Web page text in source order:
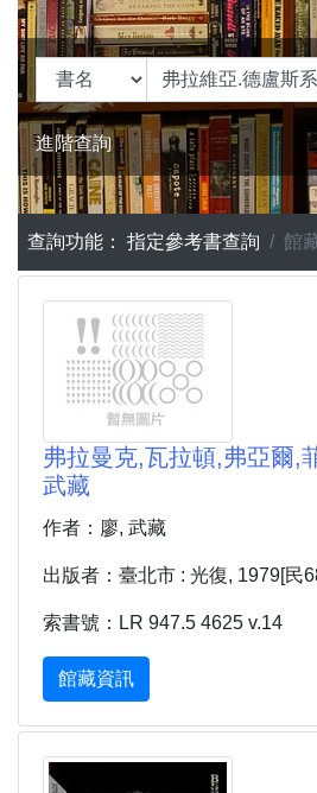
進階查詢
查詢功能： 指定參考書查詢 館
弗拉曼克,瓦拉頓,弗亞爾,
武藏
作者：廖, 武藏
出版者：臺北市 : 光復, 1979[民
索書號：LR 947.5 4625 v.14
館藏資訊